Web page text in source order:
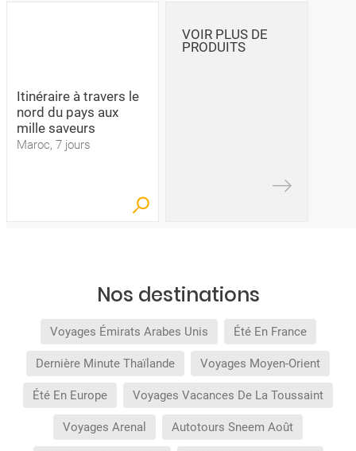
Itinéraire à travers le
nord du pays aux
mille saveurs
Maroc, 7 jours
VOIR PLUS DE
PRODUITS
Nos destinations
Voyages Émirats Arabes Unis Été En France
Dernière Minute Thaïlande Voyages Moyen-Orient
Été En Europe Voyages Vacances De La Toussaint
Voyages Arenal Autotours Sneem Août